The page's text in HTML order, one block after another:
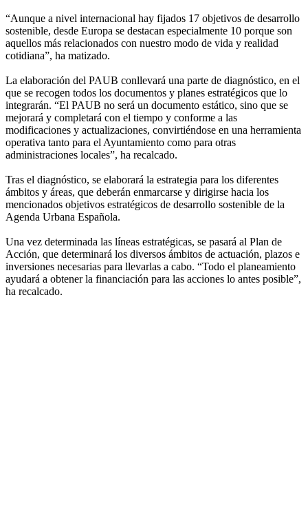
“Aunque a nivel internacional hay fijados 17 objetivos de desarrollo
sostenible, desde Europa se destacan especialmente 10 porque son
aquellos más relacionados con nuestro modo de vida y realidad
cotidiana”, ha matizado.
La elaboración del PAUB conllevará una parte de diagnóstico, en el
que se recogen todos los documentos y planes estratégicos que lo
integrarán. “El PAUB no será un documento estático, sino que se
mejorará y completará con el tiempo y conforme a las
modificaciones y actualizaciones, convirtiéndose en una herramienta
operativa tanto para el Ayuntamiento como para otras
administraciones locales”, ha recalcado.
Tras el diagnóstico, se elaborará la estrategia para los diferentes
ámbitos y áreas, que deberán enmarcarse y dirigirse hacia los
mencionados objetivos estratégicos de desarrollo sostenible de la
Agenda Urbana Española.
Una vez determinada las líneas estratégicas, se pasará al Plan de
Acción, que determinará los diversos ámbitos de actuación, plazos e
inversiones necesarias para llevarlas a cabo. “Todo el planeamiento
ayudará a obtener la financiación para las acciones lo antes posible”,
ha recalcado.